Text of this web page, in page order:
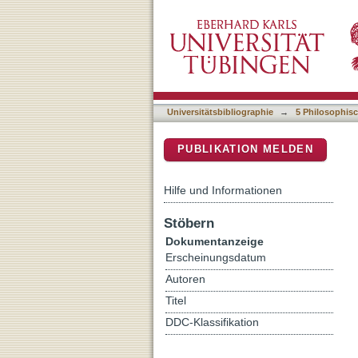
Universitätsbibliographie → 5
PUBLIKATION MELDEN
Hilfe und Informationen
Stöbern
Dokumentanzeige
Erscheinungsdatum
Autoren
Titel
DDC-Klassifikation